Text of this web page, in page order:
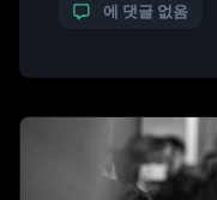
에 댓글 없음